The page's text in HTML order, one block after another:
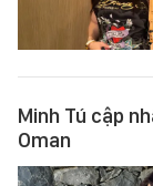
Minh Tú cập
Oman